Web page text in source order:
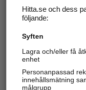
Svara på och
Har du redan
Hitta.se och dess
följande:
Syften
Lagra och/eller få
enhet
Personanpassad
innehållsmätning
målgrupp